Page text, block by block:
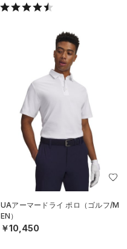
UAアーマードライ ポロ（ゴルフ/M
EN）
￥10,450